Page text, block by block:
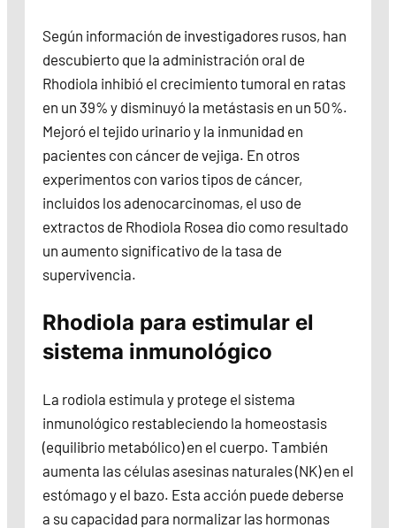
Según información de investigadores rusos, han
descubierto que la administración oral de
Rhodiola inhibió el crecimiento tumoral en ratas
en un 39% y disminuyó la metástasis en un 50%.
Mejoró el tejido urinario y la inmunidad en
pacientes con cáncer de vejiga. En otros
experimentos con varios tipos de cáncer,
incluidos los adenocarcinomas, el uso de
extractos de Rhodiola Rosea dio como resultado
un aumento significativo de la tasa de
supervivencia.
Rhodiola para estimular el
sistema inmunológico
La rodiola estimula y protege el sistema
inmunológico restableciendo la homeostasis
(equilibrio metabólico) en el cuerpo. También
aumenta las células asesinas naturales (NK) en el
estómago y el bazo. Esta acción puede deberse
a su capacidad para normalizar las hormonas